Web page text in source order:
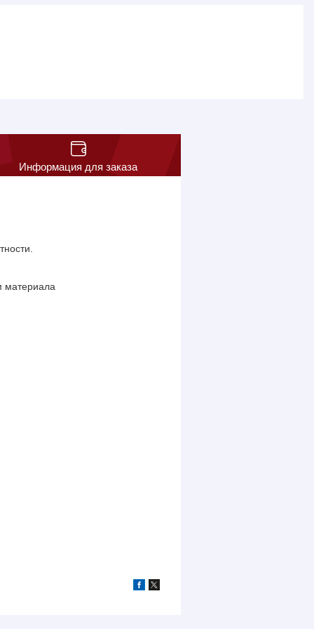
Информация для заказа
материала